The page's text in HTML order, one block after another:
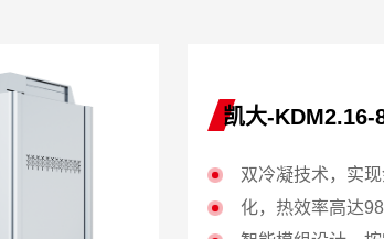
凯大-KD1.0-0.8-
分段变频模式，精准
合节能约20%—60%
凯大-KDM2.16-
双冷凝技术，实
化，热效率高达